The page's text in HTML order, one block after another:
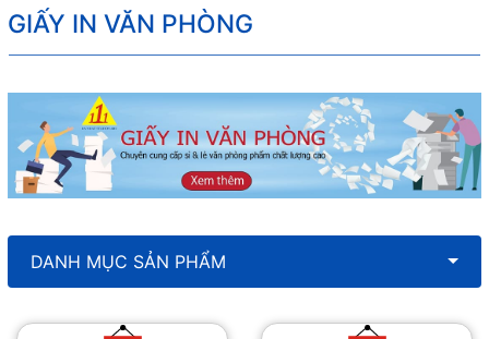
GIẤY IN VĂN PHÒNG
DANH MỤC SẢN PHẨM